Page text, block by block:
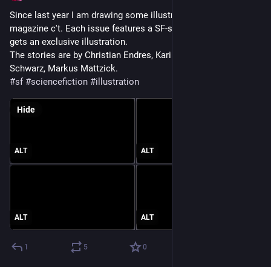
Since last year I am drawing some illustrations for german
magazine c't. Each issue features a SF-short-story, each story
gets an exclusive illustration.
The stories are by Christian Endres, Karin Kratt, Barbara
Schwarz, Markus Mattzick.
#sf #sciencefiction #illustration
ALT ALT
ALT ALT
Hide
1 5 0